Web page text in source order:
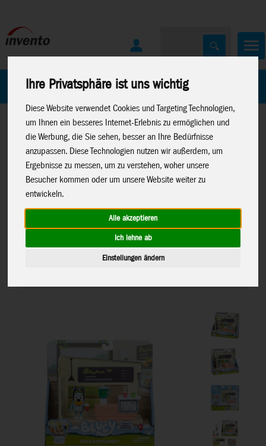
Ihre Privatsphäre ist uns wichtig
Diese Website verwendet Cookies und Targeting Technologien,
um Ihnen ein besseres Internet-Erlebnis zu ermöglichen und
die Werbung, die Sie sehen, besser an Ihre Bedürfnisse
anzupassen. Diese Technologien nutzen wir außerdem, um
Ergebnisse zu messen, um zu verstehen, woher unsere
Besucher kommen oder um unsere Website weiter zu
entwickeln.
Alle akzeptieren
Ich lehne ab
Einstellungen ändern
Marken
Home>Spielwaren>Moose Toys>Bluey
BLUEY-Mini-Spielset S13: Lets Play
Chef Saftbar, mit Mixer & Bluey-